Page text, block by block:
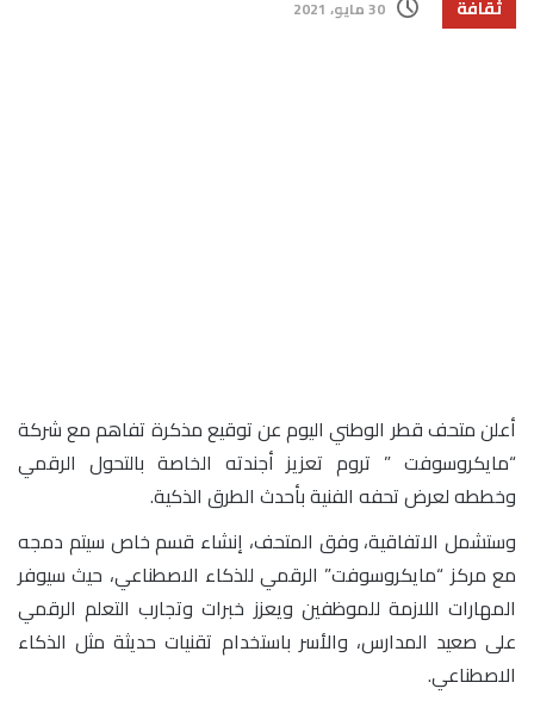
ثقافة 30 مايو، 2021
أعلن متحف قطر الوطني اليوم عن توقيع مذكرة تفاهم مع شركة
“مايكروسوفت ” تروم تعزيز أجندته الخاصة بالتحول الرقمي
وخططه لعرض تحفه الفنية بأحدث الطرق الذكية.
وستشمل الاتفاقية، وفق المتحف، إنشاء قسم خاص سيتم دمجه
مع مركز “مايكروسوفت” الرقمي للذكاء الاصطناعي، حيث سيوفر
المهارات اللازمة للموظفين ويعزز خبرات وتجارب التعلم الرقمي
على صعيد المدارس، والأسر باستخدام تقنيات حديثة مثل الذكاء
الاصطناعي.